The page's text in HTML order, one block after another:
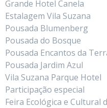
Grande Hotel Canela
Estalagem Vila Suzana
Pousada Blumenberg
Pousada do Bosque
Pousada Encantos da
Pousada Jardim Azul
Vila Suzana Parque Hotel
Participação especial
Feira Ecológica e Cultural